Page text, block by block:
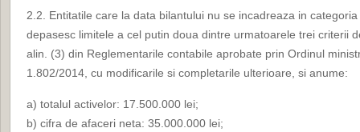
2.2. Entitatile care la data bilantului nu se incadreaza in
depasesc limitele a cel putin doua dintre urmatoarele trei criterii
alin. (3) din Reglementarile contabile aprobate prin Ordinul
1.802/2014, cu modificarile si completarile ulterioare, si anume:
a) totalul activelor: 17.500.000 lei;
b) cifra de afaceri neta: 35.000.000 lei;